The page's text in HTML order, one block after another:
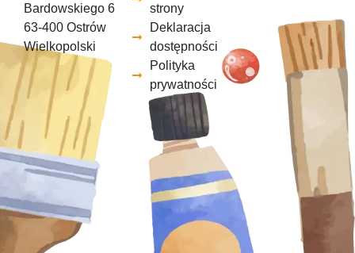
Bardowskiego 6
63-400 Ostrów
Wielkopolski
strony
Deklaracja
dostępności
Polityka
prywatności